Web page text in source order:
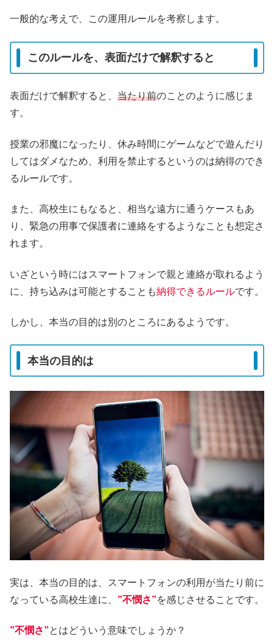
一般的な考えで、この運用ルールを考察します。
このルールを、表面だけで解釈すると
表面だけで解釈すると、 当たり前のことのように感じま
す。
授業の邪魔になったり、休み時間にゲームなどで遊んだり
してはダメなため、利用を禁止するというのは納得のでき
るルールです。
また、高校生にもなると、相当な遠方に通うケースもあ
り、緊急の用事で保護者に連絡をするようなことも想定さ
れます。
いざという時にはスマートフォンで親と連絡が取れるよう
に、持ち込みは可能とすることも納得できるルールです。
しかし、本当の目的は別のところにあるようです。
本当の目的は
実は、本当の目的は、スマートフォンの利用が当たり前に
なっている高校生達に、 ”不憫さ”を感じさせることです。
”不憫さ”とはどういう意味でしょうか？